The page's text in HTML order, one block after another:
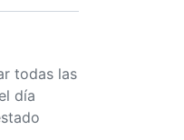
todas las
día